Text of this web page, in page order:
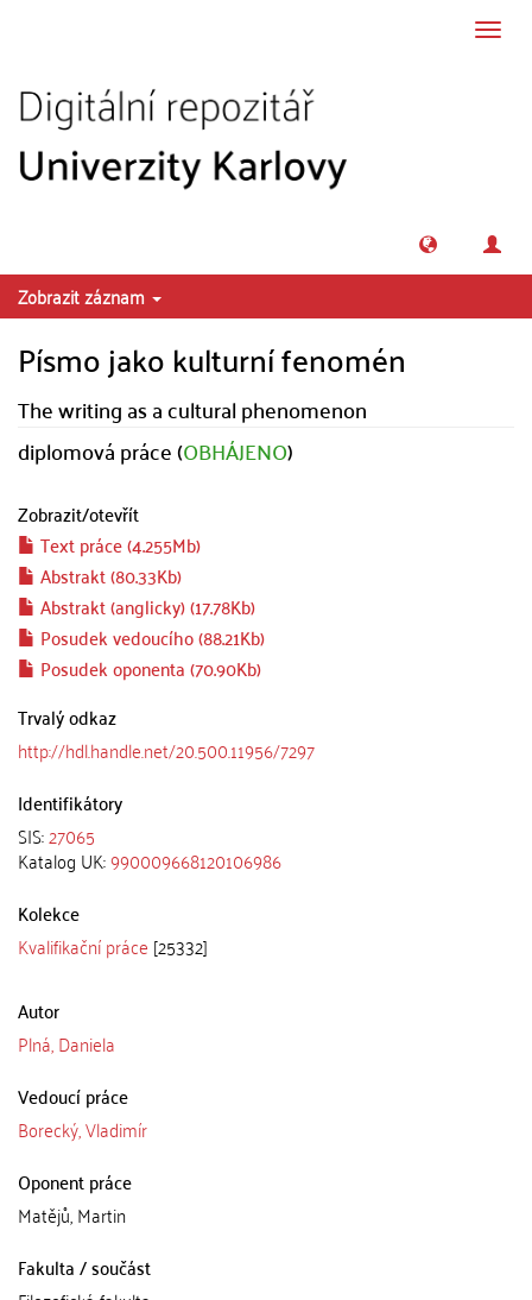
Zobrazit záznam
Písmo jako kulturní fenomén
The writing as a cultural phenomenon
diplomová práce (OBHÁJENO)
Zobrazit/otevřít
Text práce (4.255Mb)
Abstrakt (80.33Kb)
Abstrakt (anglicky) (17.78Kb)
Posudek vedoucího (88.21Kb)
Posudek oponenta (70.90Kb)
Trvalý odkaz
http://hdl.handle.net/20.500.11956/7297
Identifikátory
SIS:27065
Katalog UK:990009668120106986
Kolekce
Kvalifikační práce [25332]
Autor
Plná, Daniela
Vedoucí práce
Borecký, Vladimír
Oponent práce
Matějů, Martin
Fakulta / součást